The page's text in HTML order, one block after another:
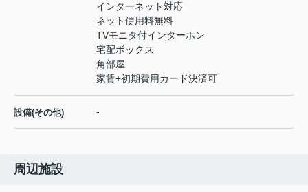
インターネット対応
ネット使用料無料
TVモニタ付インターホン
宅配ボックス
角部屋
家賃+初期費用カード決済可
設備(その他) -
周辺施設